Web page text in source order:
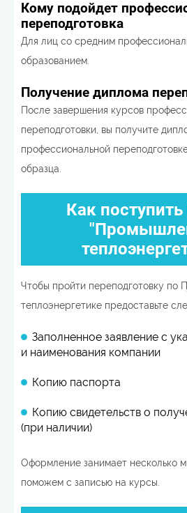
Кому подойдет
переподготовка
Для лиц со средним
образованием.
Получение диплома
После завершения курсов
переподготовки, вы получите
профессиональной
образца.
Как поступить
Чтобы пройти переподготовку по
теплоэнергетике предоставьте
Заполненное заявление с
и наименования компании
Копию паспорта
Копию свидетельств о
(при наличии)
Оформление занимает несколько
поможем с записью на курсы.